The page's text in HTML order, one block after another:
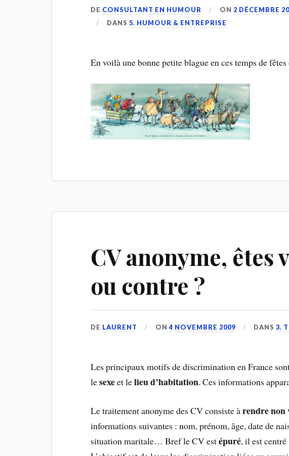
DE CONSULTANT EN HUMOUR ON 2 DÉCEMBRE
DANS5. HUMOUR & ENTREPRISE
En voilà une bonne petite blague en ces temps de
CV anonyme, êtes
ou contre ?
DE LAURENT ON4 NOVEMBRE 2009 DANS3.
Les principaux motifs de discrimination en France
lesexeet lelieu d’habitation. Ces informations
Le traitement anonyme des CV consiste àrendre non
informations suivantes : nom, prénom, âge, date de
situation maritale… Bref le CV estépuré, il est